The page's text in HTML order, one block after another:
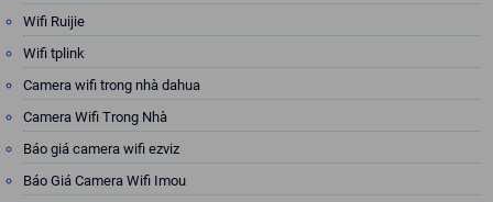
Wifi Ruijie
Wifi tplink
Camera wifi trong nhà dahua
Camera Wifi Trong Nhà
Báo giá camera wifi ezviz
Báo Giá Camera Wifi Imou